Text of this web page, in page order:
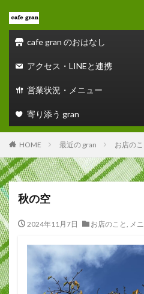
cafe gran のおはなし
アクセス・LINEと連携
営業状況・メニュー
寄り添う gran
HOME 最近の gran お店のこ
秋の空
2024年11月7日 お店のこと , メ